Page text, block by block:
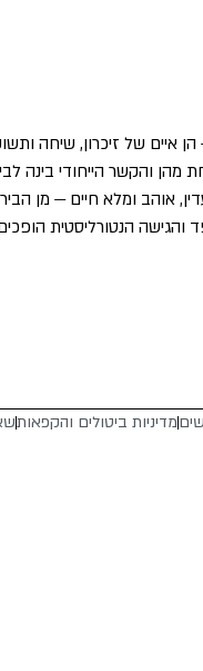
מהן והקשר הייחודי בינה
אוהב ומלא חיים — מן
והגישה הנטורליסטית
מדיניות ביטולים והקפאות